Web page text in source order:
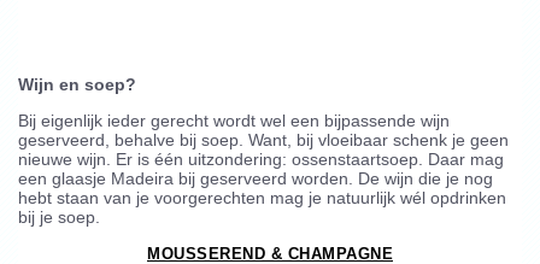
Wijn en soep?
Bij eigenlijk ieder gerecht wordt wel een bijpassende wijn
geserveerd, behalve bij soep. Want, bij vloeibaar schenk je geen
nieuwe wijn. Er is één uitzondering: ossenstaartsoep. Daar mag
een glaasje Madeira bij geserveerd worden. De wijn die je nog
hebt staan van je voorgerechten mag je natuurlijk wél opdrinken
bij je soep.
MOUSSEREND & CHAMPAGNE